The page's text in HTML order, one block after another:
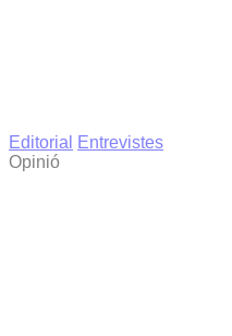
Editorial
Entrevistes
Opinió